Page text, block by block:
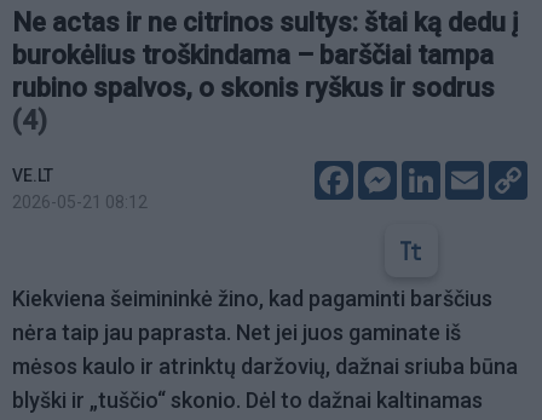
Ne actas ir ne citrinos sultys: štai ką dedu į
burokėlius troškindama – barščiai tampa
rubino spalvos, o skonis ryškus ir sodrus
(4)
VE.LT
2026-05-21 08:12
FacebookMessenger
LinkedIn
Email
Kiekviena šeimininkė žino, kad pagaminti barščius
nėra taip jau paprasta. Net jei juos gaminate iš
mėsos kaulo ir atrinktų daržovių, dažnai sriuba būna
blyški ir „tuščio“ skonio. Dėl to dažnai kaltinamas